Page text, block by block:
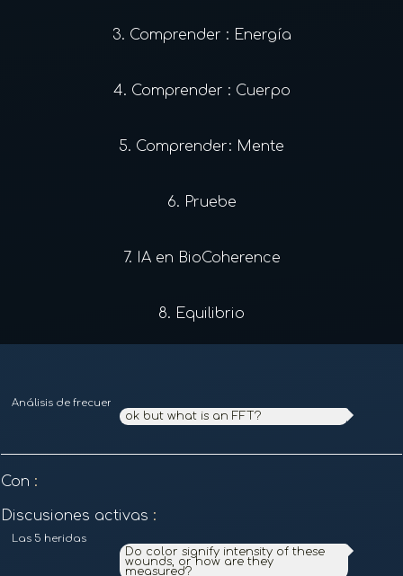
3. Comprender : Energía
4. Comprender : Cuerpo
5. Comprender: Mente
6. Pruebe
7. IA en BioCoherence
8. Equilibrio
Análisis de frecuencias y armónicos
ok but what is an FFT?
Con :
Discusiones activas :
Las 5 heridas
Do color signify intensity of these
wounds, or how are they
measured?